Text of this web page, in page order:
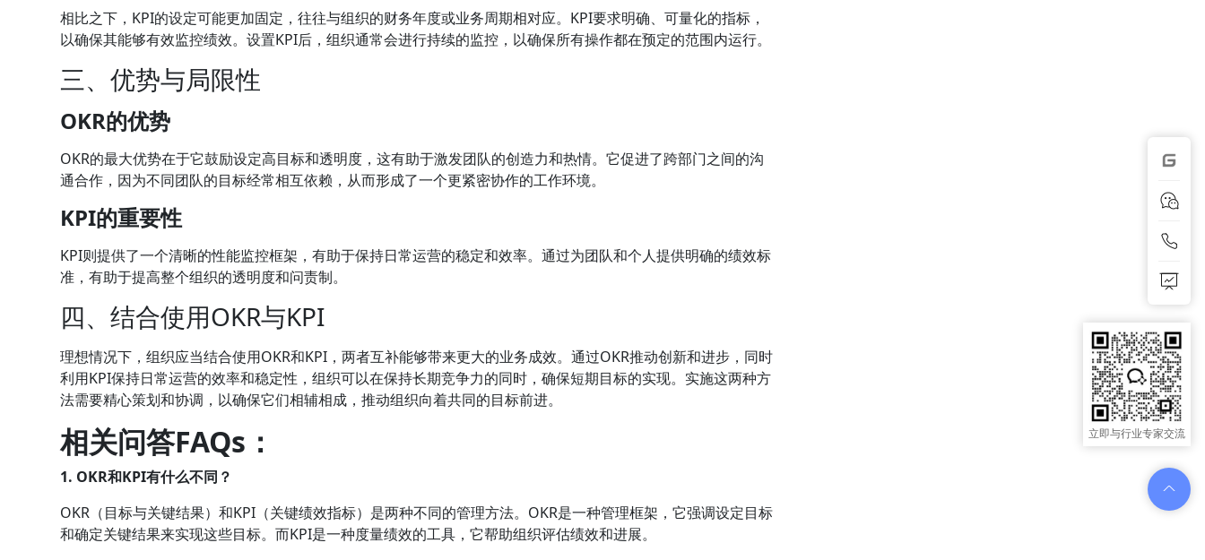
相比之下，KPI的设定可能更加固定，往往与组织的财务年度或业务周期相对应。KPI要求明确、可量化的指标，
以确保其能够有效监控绩效。设置KPI后，组织通常会进行持续的监控，以确保所有操作都在预定的范围内运行。
三、优势与局限性
OKR的优势
OKR的最大优势在于它鼓励设定高目标和透明度，这有助于激发团队的创造力和热情。它促进了跨部门之间的沟
通合作，因为不同团队的目标经常相互依赖，从而形成了一个更紧密协作的工作环境。
KPI的重要性
KPI则提供了一个清晰的性能监控框架，有助于保持日常运营的稳定和效率。通过为团队和个人提供明确的绩效标
准，有助于提高整个组织的透明度和问责制。
四、结合使用OKR与KPI
理想情况下，组织应当结合使用OKR和KPI，两者互补能够带来更大的业务成效。通过OKR推动创新和进步，同时
利用KPI保持日常运营的效率和稳定性，组织可以在保持长期竞争力的同时，确保短期目标的实现。实施这两种方
法需要精心策划和协调，以确保它们相辅相成，推动组织向着共同的目标前进。
相关问答FAQs：
1. OKR和KPI有什么不同？
OKR（目标与关键结果）和KPI（关键绩效指标）是两种不同的管理方法。OKR是一种管理框架，它强调设定目标
和确定关键结果来实现这些目标。而KPI是一种度量绩效的工具，它帮助组织评估绩效和进展。
立即与行业专家交流